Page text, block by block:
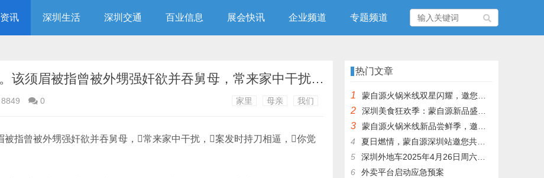
讯 深圳生活 深圳交通 百业信息 展会快讯 企业频道 专题频道
黑龙江一须眉进犯舅母被舅舅打死。该须眉被指曾被外甥强奸欲并吞舅母，常来家中干扰，案发时持刀相逼，你觉得舅舅算是合理防卫吗？
8849 0 家里 母亲 我们
热门文章
1 蒙自源火锅米线双星闪耀，邀您共享辣爽夏日盛宴！
2 深圳美食狂欢季：蒙自源新品盛宴邀您品尝
3
蒙自源火锅米线新品尝鲜季，邀您共享味蕾盛宴！
4
夏日燃情，蒙自源深圳站邀您共赴美食盛宴！
5
深圳外地车2025年4月26日周六限行吗
6
外卖平台启动应急预案